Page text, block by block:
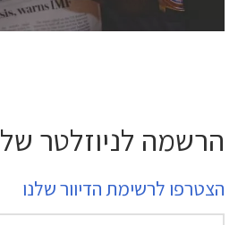
הרשמה לניוזלטר של ChiPortal
הצטרפו לרשימת הדיוור שלנו